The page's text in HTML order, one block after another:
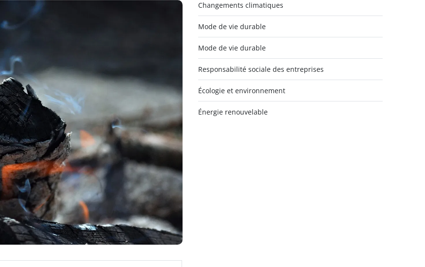
Changements climatiques
Mode de vie durable
Mode de vie durable
Responsabilité sociale des entreprises
Écologie et environnement
Énergie renouvelable